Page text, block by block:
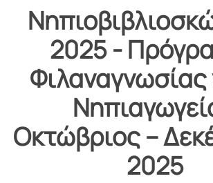
2025 -
Φιλαναγνωσίας
Οκτώβριος –
2025